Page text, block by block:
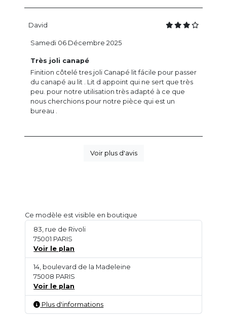
David
Très joli canapé
Finition côtelé tres joli Canapé lit fácile pour passer
du canapé au lit . Lit d appoint qui ne sert que très
peu. pour notre utilisation très adapté à ce que
nous cherchions pour notre pièce qui est un
bureau .
Samedi 06 Décembre 2025
Voir plus d'avis
Ce modèle est visible en boutique
83, rue de Rivoli
75001 PARIS
Voir le plan
14, boulevard de la Madeleine
75008 PARIS
Voir le plan
Plus d'informations